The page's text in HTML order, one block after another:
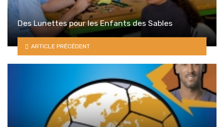
Des Lunettes pour les Enfants des Sables
ARTICLE PRÉCÉDENT